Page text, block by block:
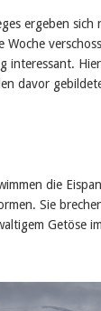
ergeben sich
interessant.
davor
die
Sie
Getöse